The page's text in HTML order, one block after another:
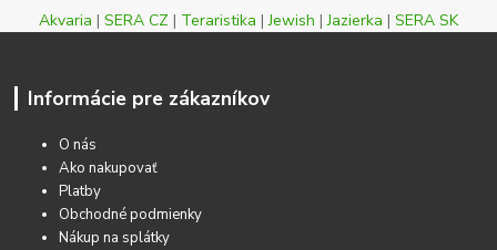
Akvaria | SERA CZ | Teraristika |Jewish |Jazierka | SERA SK
Informácie pre zákazníkov
O nás
Ako nakupovať
Platby
Obchodné podmienky
Nákup na splátky